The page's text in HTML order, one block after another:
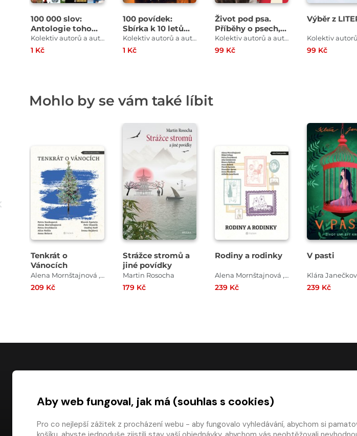
100 000 slov:
Antologie toho
nejlepšího z
nakladatelství E-
Kolektiv autorů a autorek
1 Kč
100 povídek:
Sbírka k 10 letům
nakladatelství E-
knihy jedou
Kolektiv autorů a autorek
1 Kč
Život pod psa.
Příběhy o psech,
které se vám
nebudou líbit.
Kolektiv autorů a autorek
99 Kč
Výběr z
99 Kč
Mohlo by se vám také líbit
Tenkrát o
Vánocích
Alena Mornštajnová , Alice Nellis , Petra Dvořáková , Anna Bolavá , Marek Epstein , Petra Soukupová
209 Kč
Strážce stromů a
jiné povídky
Martin Rosocha
179 Kč
Rodiny a rodinky
Alena Mornštajnová , Petra Dvořáková , Anna Bolová , Aňa Geislerová , Bianca Bellová , Miloš Urban
239 Kč
V pasti
Klára
239 Kč
Časté dotazy
Platba
Kontakty
Aby web fungoval, jak má (souhlas s cookies)
Pro co nejlepší zážitek z procházení webu - aby fungovalo vyhledávání, abychom si